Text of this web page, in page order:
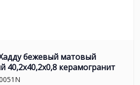
бежевый матовый
40,2x40,2x0,8 керамогранит